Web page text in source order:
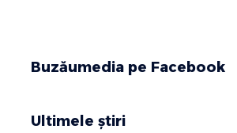
Buzăumedia pe Facebook
Ultimele știri